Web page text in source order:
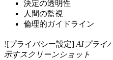
決定の透明性
人間の監視
倫理的ガイドライン
![プライバシー設定] AIプライ
示すスクリーンショット